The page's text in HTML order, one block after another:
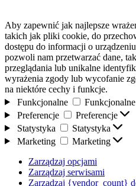
Aby zapewnić jak najlepsze
takich jak pliki cookie, do
dostępu do informacji o
pozwoli nam przetwarzać dane,
przeglądania lub unikalne
wyrażenia zgody lub wycofanie
na niektóre cechy i funkcje.
Funkcjonalne
Funkcjonalne
Preferencje
Preferencje
Statystyka
Statystyka
Marketing
Marketing
Zarządzaj opcjami
Zarządzaj serwisami
Zarządzaj {vendor_count}